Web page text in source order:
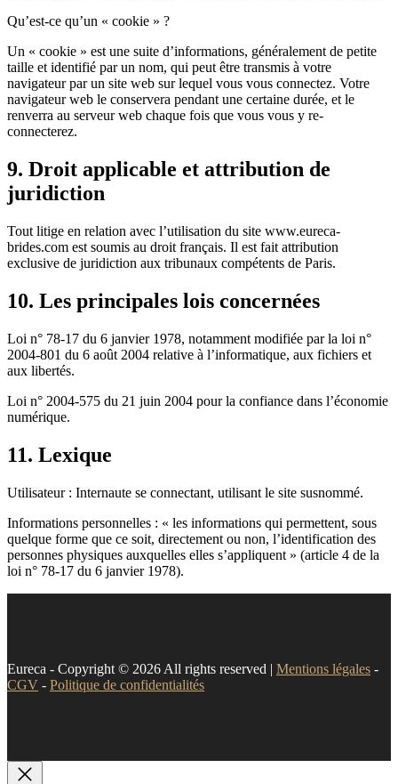
Qu’est-ce qu’un « cookie » ?
Un « cookie » est une suite d’informations, généralement de petite
taille et identifié par un nom, qui peut être transmis à votre
navigateur par un site web sur lequel vous vous connectez. Votre
navigateur web le conservera pendant une certaine durée, et le
renverra au serveur web chaque fois que vous vous y re-
connecterez.
9. Droit applicable et attribution de
juridiction
Tout litige en relation avec l’utilisation du site www.eureca-
brides.com est soumis au droit français. Il est fait attribution
exclusive de juridiction aux tribunaux compétents de Paris.
10. Les principales lois concernées
Loi n° 78-17 du 6 janvier 1978, notamment modifiée par la loi n°
2004-801 du 6 août 2004 relative à l’informatique, aux fichiers et
aux libertés.
Loi n° 2004-575 du 21 juin 2004 pour la confiance dans l’économie
numérique.
11. Lexique
Utilisateur : Internaute se connectant, utilisant le site susnommé.
Informations personnelles : « les informations qui permettent, sous
quelque forme que ce soit, directement ou non, l’identification des
personnes physiques auxquelles elles s’appliquent » (article 4 de la
loi n° 78-17 du 6 janvier 1978).
Eureca - Copyright © 2026 All rights reserved | Mentions légales -
CGV - Politique de confidentialités